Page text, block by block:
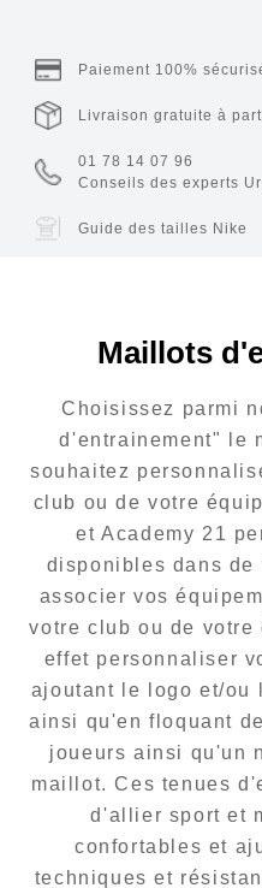
Paiement 100%
Livraison gratuite à
01 78 14 07 96
Conseils des experts
Guide des tailles Nike
Maillots
Choisissez parmi
d'entrainement" le
souhaitez
club ou de votre
et Academy 21
disponibles dans de
associer vos
votre club ou de votre
effet personnaliser
ajoutant le logo et/ou
ainsi qu'en floquant
joueurs ainsi qu'un
maillot. Ces tenues
d'allier sport et
confortables et
techniques et